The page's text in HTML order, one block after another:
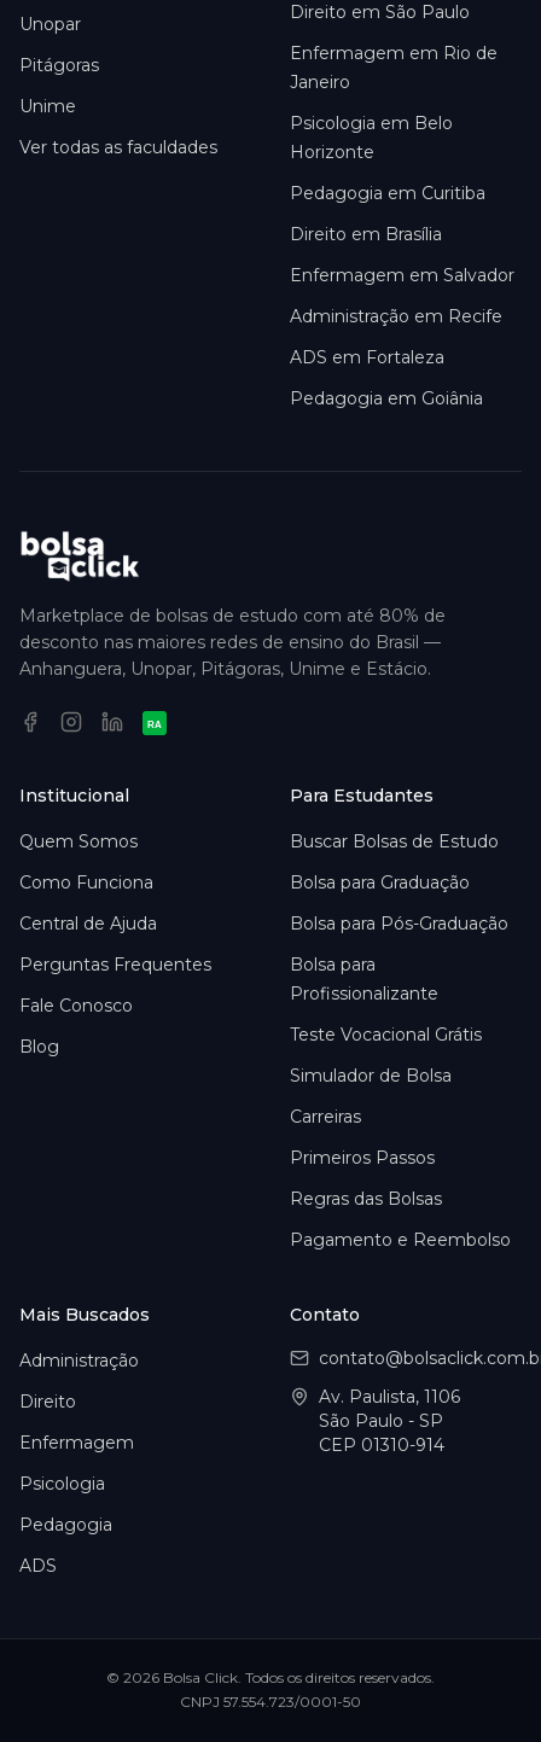
Unopar
Pitágoras
Unime
Ver todas as faculdades
Direito em São Paulo
Enfermagem em Rio de
Janeiro
Psicologia em Belo
Horizonte
Pedagogia em Curitiba
Direito em Brasília
Enfermagem em Salvador
Administração em Recife
ADS em Fortaleza
Pedagogia em Goiânia
Marketplace de bolsas de estudo com até 80% de
desconto nas maiores redes de ensino do Brasil —
Anhanguera, Unopar, Pitágoras, Unime e Estácio.
RA
Institucional
Quem Somos
Como Funciona
Central de Ajuda
Perguntas Frequentes
Fale Conosco
Blog
Para Estudantes
Buscar Bolsas de Estudo
Bolsa para Graduação
Bolsa para Pós-Graduação
Bolsa para
Profissionalizante
Teste Vocacional Grátis
Simulador de Bolsa
Carreiras
Primeiros Passos
Regras das Bolsas
Pagamento e Reembolso
Mais Buscados
Administração
Direito
Enfermagem
Psicologia
Pedagogia
ADS
Contato
Av. Paulista, 1106
São Paulo - SP
CEP 01310-914
© 2026 Bolsa Click . Todos os direitos reservados.
CNPJ 57.554.723/0001-50